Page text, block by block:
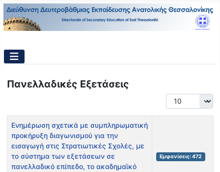
Πανελλαδικές Εξετάσεις
Εμφάνιση #
Τίτλος Εμφανίσεις
Ενημέρωση σχετικά με συμπληρωματική
προκήρυξη διαγωνισμού για την
εισαγωγή στις Στρατιωτικές Σχολές, με
το σύστημα των εξετάσεων σε
πανελλαδικό επίπεδο, το ακαδημαϊκό
Εμφανίσεις: 472